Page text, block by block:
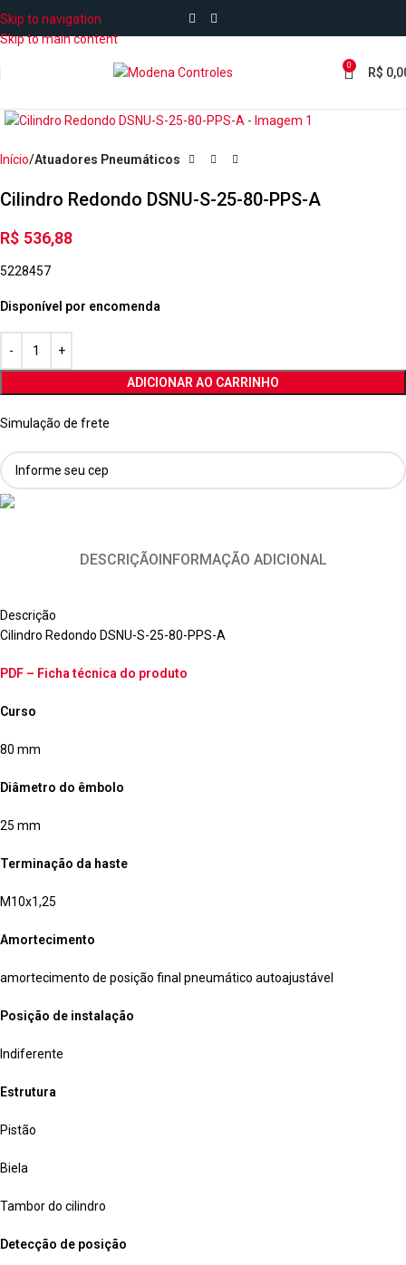
Skip to navigation
Skip to main content
0 R$
Início Atuadores Pneumáticos
Cilindro Redondo DSNU-S-25-80-PPS-A
R$ 536,88
5228457
Disponível por encomenda
ADICIONAR AO CARRINHO
Simulação de frete
DESCRIÇÃOINFORMAÇÃO ADICIONAL
Descrição
Cilindro Redondo DSNU-S-25-80-PPS-A
PDF – Ficha técnica do produto
Curso
80 mm
Diâmetro do êmbolo
25 mm
Terminação da haste
M10x1,25
Amortecimento
amortecimento de posição final pneumático autoajustável
Posição de instalação
Indiferente
Estrutura
Pistão
Biela
Tambor do cilindro
Detecção de posição